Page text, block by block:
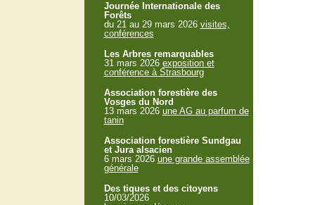
Journée Internationale des
Forêts
du 21 au 29 mars 2026 visites,
conférences
Les Arbres remarquables
31 mars 2026 exposition et
conférence à Strasbourg
Association forestière des
Vosges du Nord
13 mars 2026 une AG au parfum de
tanin
Association forestière Sundgau
et Jura alsacien
6 mars 2026 une grande assemblée
générale
Des tiques et des citoyens
10/03/2026